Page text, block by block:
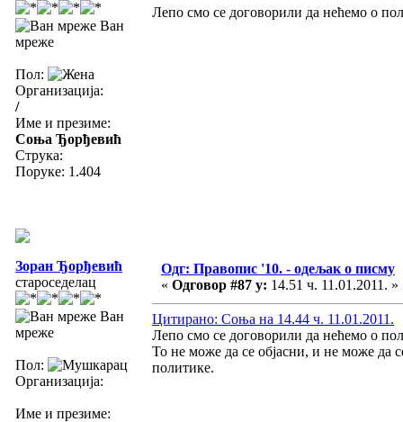
Ван
мреже
Пол:
Организација:
/
Име и презиме:
Соња Ђорђевић
Струка:
Поруке: 1.404
Лепо смо се договорили да нећемо о
Зоран Ђорђевић
староседелац
Ван
мреже
Пол:
Организација:
Име и презиме:
Одг: Правопис '10. - одељак о писму
« Одговор #87 у: 14.51 ч. 11.01.2011. »
Цитирано: Соња на 14.44 ч. 11.01.2011.
Лепо смо се договорили да нећемо о
То не може да се објасни, и не може да
политике.